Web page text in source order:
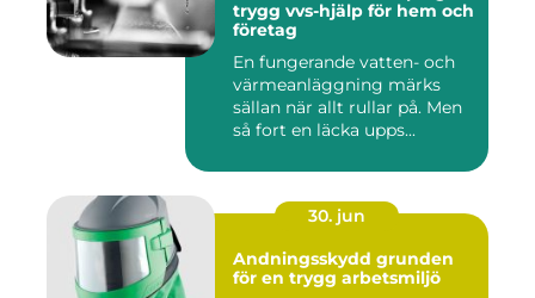
trygg vvs-hjälp för hem och
företag
En fungerande vatten- och
värmeanläggning märks
sällan när allt rullar på. Men
så fort en läcka upps...
30. jun
Andningsskydd grunden
för en trygg arbetsmiljö